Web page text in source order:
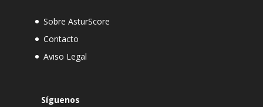
Sobre AsturScore
Contacto
Aviso Legal
Síguenos